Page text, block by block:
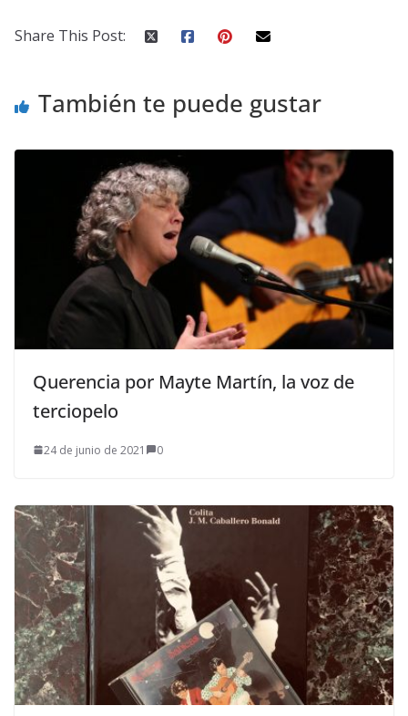
Share This Post:
También te puede gustar
Querencia por Mayte Martín, la voz de
terciopelo
24 de junio de 2021 0